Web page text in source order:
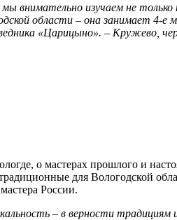
внимательно изучаем не
области – она занимает 4-
«Царицыно». – Кружево,
о мастерах прошлого и
для Вологодской
России.
– в верности традициям